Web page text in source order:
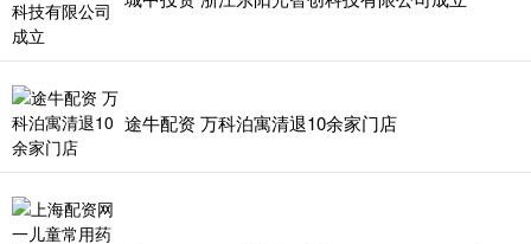
途牛配资 万科泊寓清退10余家门店